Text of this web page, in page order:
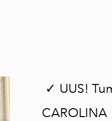
✓ UUS!
CAROLINA